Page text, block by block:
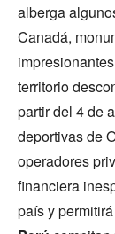
alberga
Canadá,
territorio
partir del 4 de
deportivas de
operadores
financiera
país y